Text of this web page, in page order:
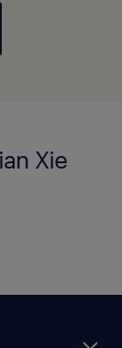
Xie